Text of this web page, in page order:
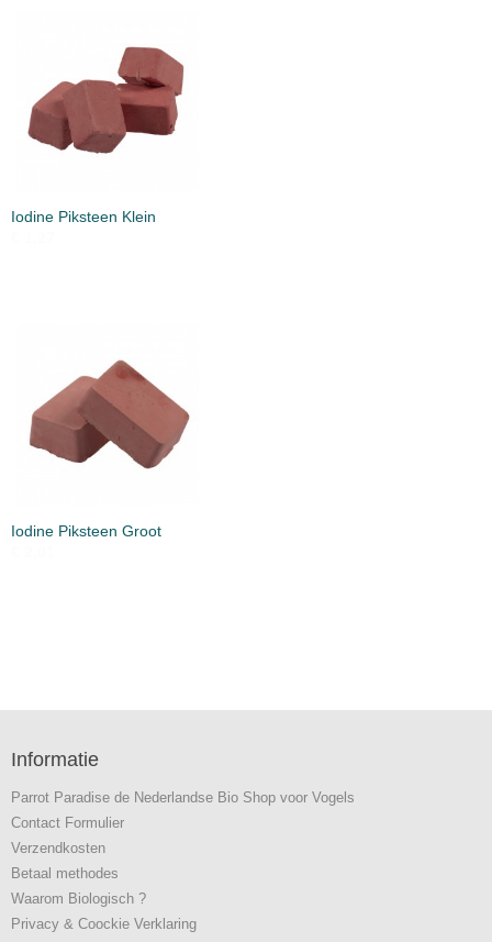
Iodine Piksteen Klein
Iodine Piksteen Groot
Informatie
Parrot Paradise de Nederlandse Bio Shop voor Vogels
Contact Formulier
Verzendkosten
Betaal methodes
Waarom Biologisch ?
Privacy & Coockie Verklaring